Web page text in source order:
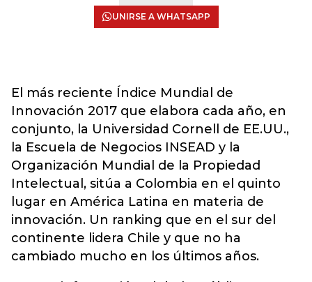
UNIRSE A WHATSAPP
El más reciente Índice Mundial de
Innovación 2017 que elabora cada año, en
conjunto, la Universidad Cornell de EE.UU.,
la Escuela de Negocios INSEAD y la
Organización Mundial de la Propiedad
Intelectual, sitúa a Colombia en el quinto
lugar en América Latina en materia de
innovación. Un ranking que en el sur del
continente lidera Chile y que no ha
cambiado mucho en los últimos años.